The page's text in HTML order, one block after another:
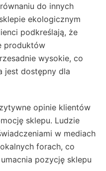
do innych
ekologicznym
podkreślają, że
produktów
wysokie, co
jest dostępny dla
opinie klientów
sklepu. Ludzie
w mediach
forach, co
pozycję sklepu